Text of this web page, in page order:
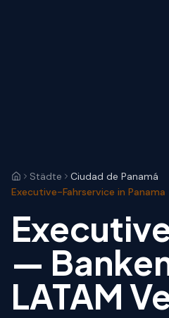
Städte
Ciudad de Panamá
Executive-Fahrservice in
—
LATAM